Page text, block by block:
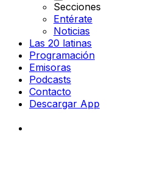
Secciones
Entérate
Noticias
Las 20 latinas
Programación
Emisoras
Podcasts
Contacto
Descargar App